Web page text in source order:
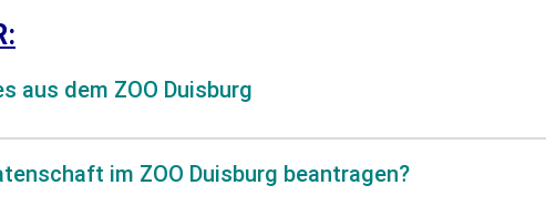
aus dem ZOO Duisburg
im ZOO Duisburg beantragen?